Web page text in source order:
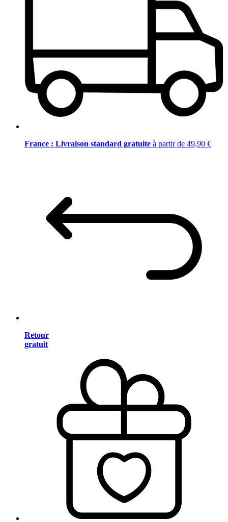
France : Livraison standard gratuite à partir de 49,90 €
Retour
gratuit